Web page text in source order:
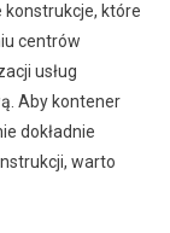
konstrukcje, które
centrów
usług
Aby kontener
dokładnie
warto